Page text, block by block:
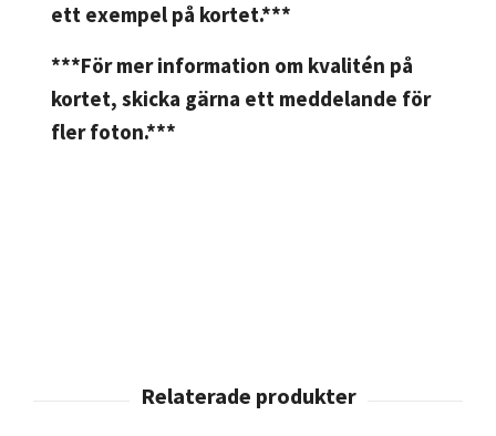
ett exempel på kortet.***
***För mer information om kvalitén på
kortet, skicka gärna ett meddelande för
fler foton.***